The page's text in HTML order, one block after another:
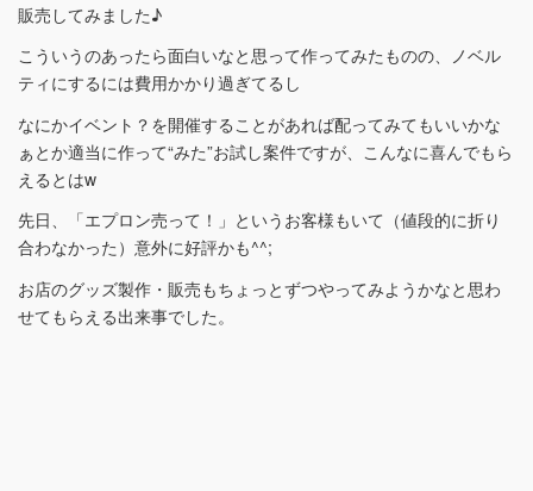
販売してみました♪
こういうのあったら面白いなと思って作ってみたものの、ノベル
ティにするには費用かかり過ぎてるし
なにかイベント？を開催することがあれば配ってみてもいいかな
ぁとか適当に作って“みた”お試し案件ですが、こんなに喜んでもら
えるとはw
先日、「エプロン売って！」というお客様もいて（値段的に折り
合わなかった）意外に好評かも^^;
お店のグッズ製作・販売もちょっとずつやってみようかなと思わ
せてもらえる出来事でした。